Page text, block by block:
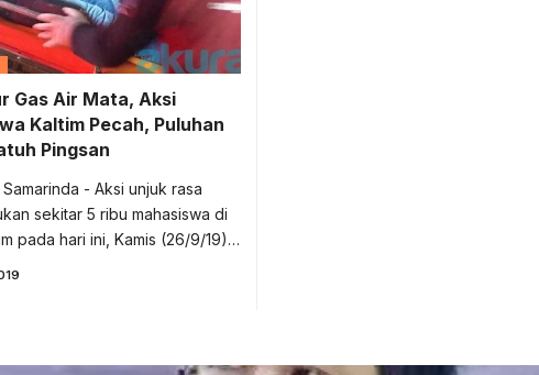
Gas Air Mata, Aksi
Kaltim Pecah, Puluhan
Pingsan
- Aksi unjuk rasa
sekitar 5 ribu mahasiswa di
pada hari ini, Kamis (26/9/19)…